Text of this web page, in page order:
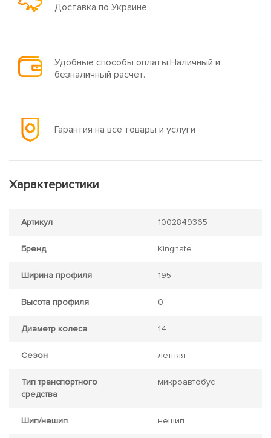
Доставка по Украине
Удобные способы оплаты.Наличный и
безналичный расчёт.
Гарантия на все товары и услуги
Характеристики
Артикул 1002849365
Бренд Kingnate
Ширина профиля 195
Высота профиля 0
Диаметр колеса 14
Сезон летняя
Тип транспортного
средства
микроавтобус
Шип/нешип нешип